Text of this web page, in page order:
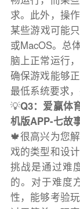
求。此外，操
某些游戏可能
或MacOS。总
脑上正常运行
确保游戏能够
最低系统要求
💡Q3：爱赢体
机版APP-七故
🍁很高兴为您
戏的类型和设
挑战是通过难
的。对于难度
性，能够考验